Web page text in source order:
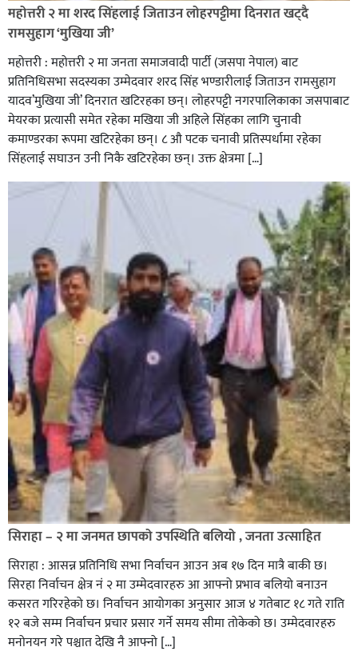
सिराहाको औरहीमा जेन-जी भेला सम्पन्न
महोत्तरी २ मा शरद सिंहलाई जिताउन लोहरपट्टीमा दिनरात खट्दै
रामसुहाग ‘मुखिया जी’
महोत्तरी : महोत्तरी २ मा जनता समाजवादी पार्टी (जसपा नेपाल) बाट
प्रतिनिधिसभा सदस्यका उम्मेदवार शरद सिंह भण्डारीलाई जिताउन रामसुहाग
यादव’मुखिया जी’ दिनरात खटिरहका छन्। लोहरपट्टी नगरपालिकाका जसपाबाट
मेयरका प्रत्यासी समेत रहेका मखिया जी अहिले सिंहका लागि चुनावी
कमाण्डरका रूपमा खटिरहेका छन्। ८ औ पटक चनावी प्रतिस्पर्धामा रहेका
सिंहलाई सघाउन उनी निकै खटिरहेका छन्। उक्त क्षेत्रमा […]
सिराहा – २ मा जनमत छापको उपस्थिति बलियो , जनता उत्साहित
सिराहा : आसन्न प्रतिनिधि सभा निर्वाचन आउन अब १७ दिन मात्रै बाकी छ।
सिरहा निर्वाचन क्षेत्र नं २ मा उम्मेदवारहरु आ आफ्नो प्रभाव बलियो बनाउन
कसरत गरिरहेको छ। निर्वाचन आयोगका अनुसार आज ४ गतेबाट १८ गते राति
१२ बजे सम्म निर्वाचन प्रचार प्रसार गर्ने समय सीमा तोकेको छ। उम्मेदवारहरु
मनोनयन गरे पश्चात देखि नै आफ्नो […]